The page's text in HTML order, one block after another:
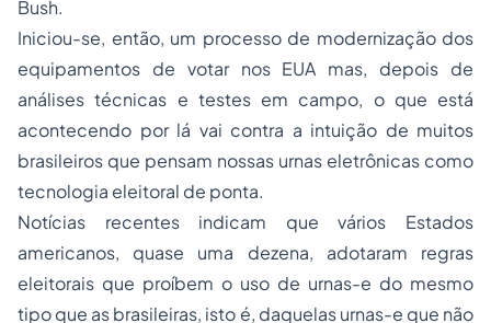
Bush.
Iniciou-se, então, um processode modernização dos
equipamentos de votar nos EUA mas, depois de
análises técnicas e testes em campo, o que está
acontecendo por lá vai contra a intuição de muitos
brasileiros que pensam nossas urnas eletrônicas como
tecnologia eleitoral de ponta.
Notícias recentes indicam que vários Estados
americanos, quase uma dezena, adotaram regras
eleitorais que proíbem o uso de urnas-e do mesmo
tipo que as brasileiras, isto é, daquelas urnas-e que não